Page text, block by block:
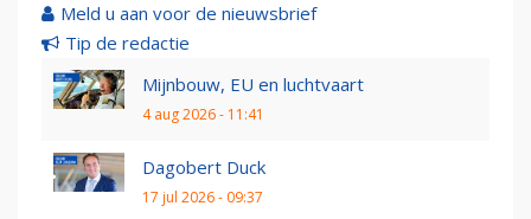
Meld u aan voor de nieuwsbrief
Tip de redactie
Mijnbouw, EU en luchtvaart
4 aug 2026 - 11:41
Dagobert Duck
17 jul 2026 - 09:37